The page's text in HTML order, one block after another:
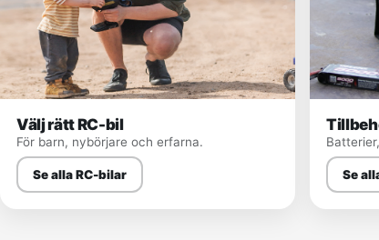
Välj rätt RC-bil
För barn, nybörjare och erfarna.
Se alla RC-bilar Se